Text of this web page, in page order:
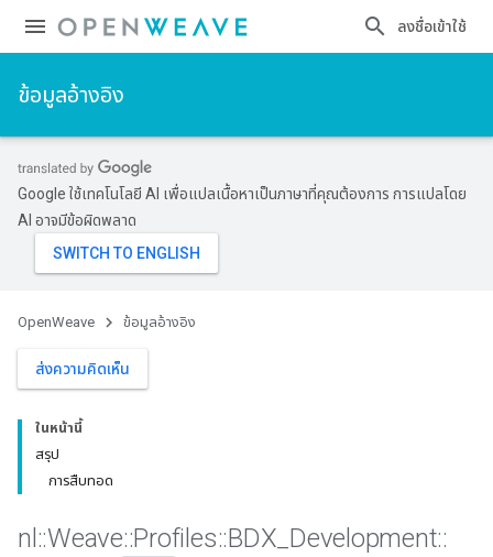
ลงชื่อเข้าใช้
ข้อมูลอ้างอิง
Google ใช้เทคโนโลยี AI เพื่อแปลเนื้อหาเป็นภาษาที่คุณต้องการ การแปลโดย
AI อาจมีข้อผิดพลาด
OpenWeave ข้อมูลอ้างอิง
ส่งความคิดเห็น
ในหน้านี้
สรุป
การสืบทอด
nl ::Weave::Profiles::BDX Development::